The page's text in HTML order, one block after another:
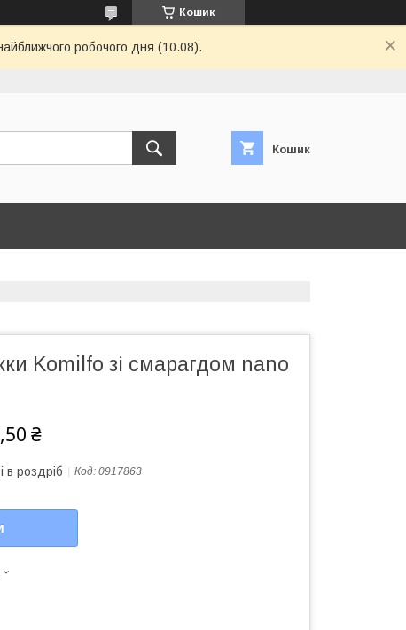
Кошик
робочого дня (10.08).
Кошик
Komilfo зі смарагдом nano
₴
в роздріб Код: 0917863